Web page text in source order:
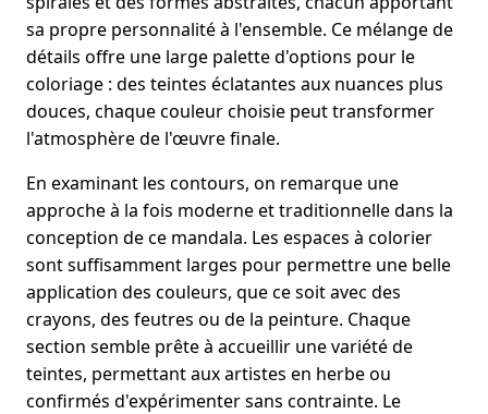
sa propre personnalité à l'ensemble. Ce mélange de
détails offre une large palette d'options pour le
coloriage : des teintes éclatantes aux nuances plus
douces, chaque couleur choisie peut transformer
l'atmosphère de l'œuvre finale.
En examinant les contours, on remarque une
approche à la fois moderne et traditionnelle dans la
conception de ce mandala. Les espaces à colorier
sont suffisamment larges pour permettre une belle
application des couleurs, que ce soit avec des
crayons, des feutres ou de la peinture. Chaque
section semble prête à accueillir une variété de
teintes, permettant aux artistes en herbe ou
confirmés d'expérimenter sans contrainte. Le